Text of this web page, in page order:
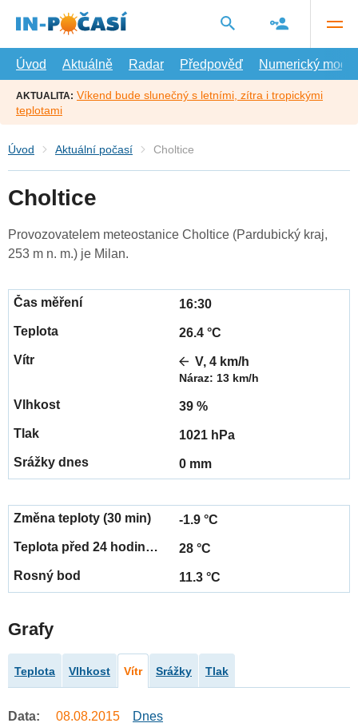
hlavní
Úvod
Aktuálně Radar Předpověď Numerický model
AKTUALITA: Víkend bude slunečný s letními, zítra i tropickými
teplotami
Úvod Aktuální počasí Choltice
Choltice
Provozovatelem meteostanice Choltice (Pardubický kraj,
253 m n. m.) je Milan.
16:30
26.4 °C
V, 4 km/h
Náraz: 13 km/h
39 %
1021 hPa
0 mm
-1.9 °C
28 °C
11.3 °C
Grafy
Teplota Vlhkost Vítr Srážky Tlak
Data: 08.08.2015 Dnes